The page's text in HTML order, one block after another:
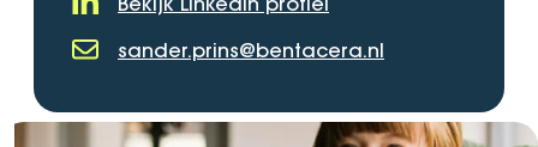
LinkedIn Profiel
sander.prins@bentacera.nl